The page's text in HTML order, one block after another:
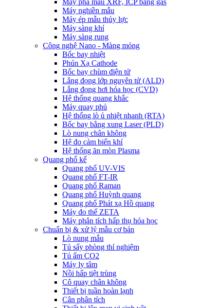
Máy phá mẫu XRF, ICP bằng gas
Máy nghiền mẫu
Máy ép mẫu thủy lực
Máy sàng khí
Máy sàng rung
Công nghệ Nano - Màng mỏng
Bốc bay nhiệt
Phún Xạ Cathode
Bốc bay chùm điện tử
Lắng đọng lớp nguyên tử (ALD)
Lắng đọng hơi hóa học (CVD)
Hệ thống quang khắc
Máy quay phủ
Hệ thống lò ủ nhiệt nhanh (RTA)
Bốc bay bằng xung Laser (PLD)
Lò nung chân không
Hệ đo cảm biến khí
Hệ thống ăn mòn Plasma
Quang phổ kế
Quang phổ UV-VIS
Quang phổ FT-IR
Quang phổ Raman
Quang phổ Huỳnh quang
Quang phổ Phát xạ Hồ quang
Máy đo thế ZETA
Máy phân tích hấp thụ hóa học
Chuẩn bị & xử lý mẫu cơ bản
Lò nung mẫu
Tủ sấy phòng thí nghiệm
Tủ ấm CO2
Máy ly tâm
Nồi hấp tiệt trùng
Cô quay chân không
Thiết bị tuần hoàn lạnh
Cân phân tích